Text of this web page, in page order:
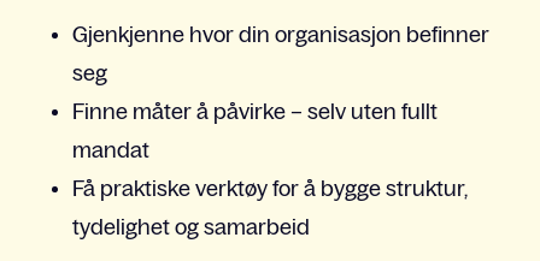
Gjenkjenne hvor din organisasjon befinner
seg
Finne måter å påvirke – selv uten fullt
mandat
Få praktiske verktøy for å bygge struktur,
tydelighet og samarbeid